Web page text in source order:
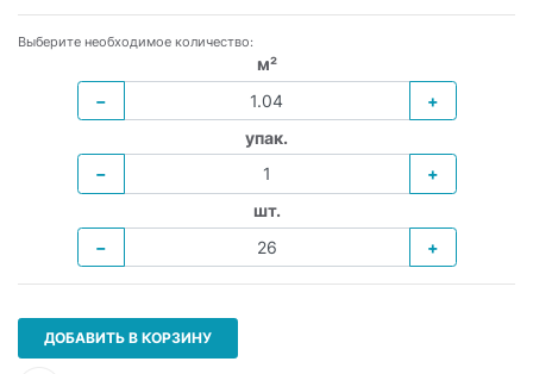
Выберите необходимое количество:
м²
−
+
упак.
−
+
шт.
−
+
ДОБАВИТЬ В КОРЗИНУ